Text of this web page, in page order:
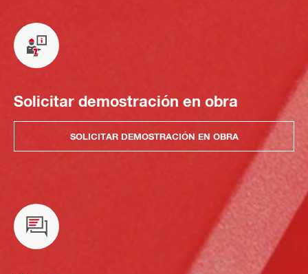
Solicitar demostración en obra
SOLICITAR DEMOSTRACIÓN EN OBRA